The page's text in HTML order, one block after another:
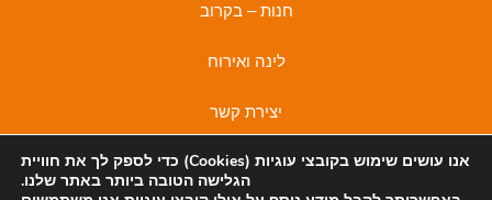
חנות – בקרוב
לינה ואירוח
יצירת קשר
מדיניות פרטיות אנו עושים שימוש בקובצי עוגיות (Cookies)
כדי לספק לך את חוויית
הגלישה הטובה ביותר באתר שלנו.